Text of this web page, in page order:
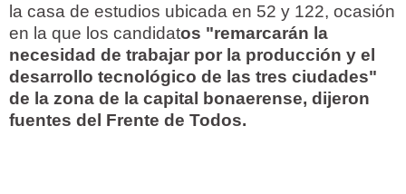
la casa de estudios ubicada en 52 y 122, ocasión
en la que los candidatos "remarcarán la
necesidad de trabajar por la producción y el
desarrollo tecnológico de las tres ciudades"
de la zona de la capital bonaerense, dijeron
fuentes del Frente de Todos.